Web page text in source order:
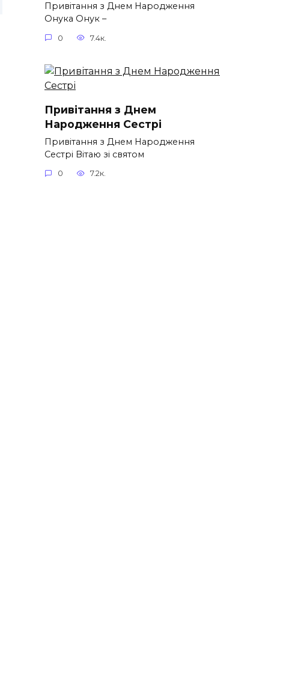
Привітання з Днем Народження
Онука Онук –
0 7.4к.
Привітання з Днем
Народження Сестрі
Привітання з Днем Народження
Сестрі Вітаю зі святом
0 7.2к.